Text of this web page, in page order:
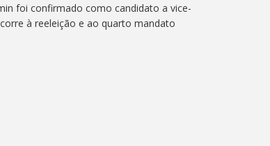
foi confirmado como candidato a vice-
à reeleição e ao quarto mandato